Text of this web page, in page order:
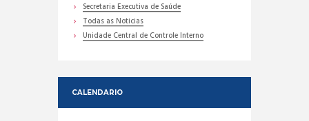
Secretaria Executiva de Saúde
Todas as Noticias
Unidade Central de Controle Interno
CALENDARIO